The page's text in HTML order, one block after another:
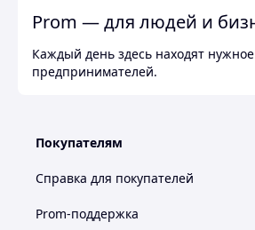
Prom — для людей и
Каждый день здесь находят
предпринимателей.
Покупателям
Справка для покупателей
Prom-поддержка